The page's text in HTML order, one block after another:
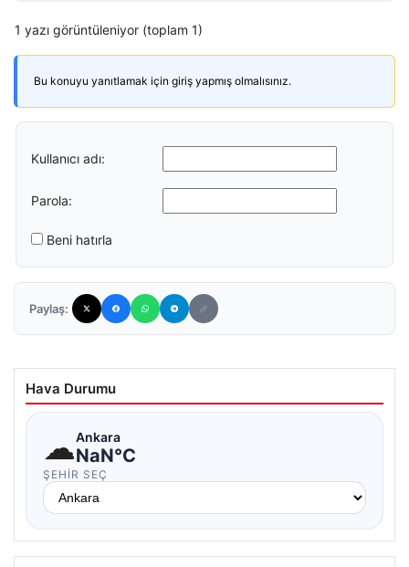
1 yazı görüntüleniyor (toplam 1)
Bu konuyu yanıtlamak için giriş yapmış olmalısınız.
Kullanıcı adı:
Parola:
Beni hatırla
Paylaş:
Hava Durumu
☁Ankara
NaN°C
ŞEHIR SEÇ